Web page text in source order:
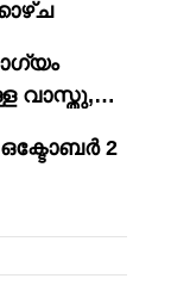
വാസ്തു,
2